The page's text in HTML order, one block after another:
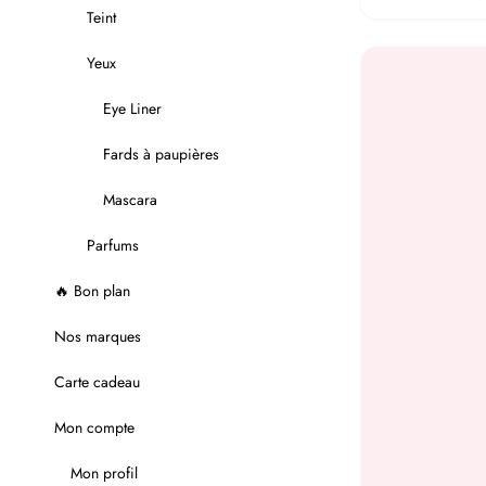
Teint
Yeux
Eye Liner
Fards à paupières
Mascara
Parfums
🔥 Bon plan
Nos marques
Carte cadeau
Mon compte
Mon profil